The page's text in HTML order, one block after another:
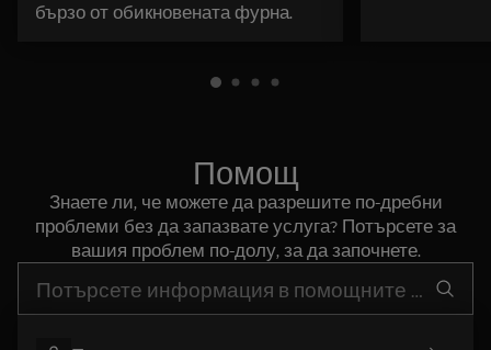
бързо от обикновената фурна.
Помощ
Знаете ли, че можете да разрешите по-дребни
проблеми без да запазвате услуга? Потърсете за
вашия проблем по-долу, за да започнете.